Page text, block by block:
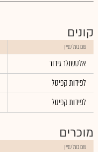
קונים
שם בעל עניין
אלטשולר גידור
לפידות קפיטל
לפידות קפיטל
מוכרים
שם בעל עניין